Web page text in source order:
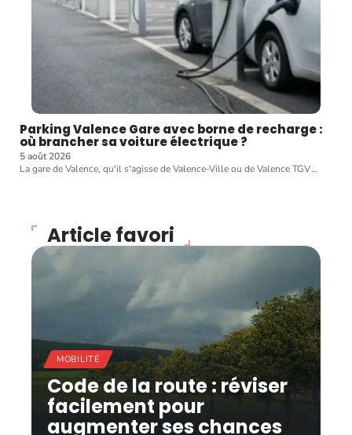
Parking Valence Gare avec borne de recharge :
où brancher sa voiture électrique ?
5 août 2026
La gare de Valence, qu'il s'agisse de Valence-Ville ou de Valence TGV…
Article favori
MOBILITÉ
Code de la route : réviser
facilement pour
augmenter ses chances